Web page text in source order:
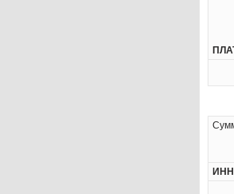
ИНН